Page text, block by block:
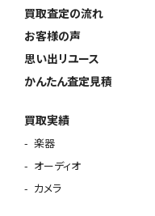
買取査定の流れ
お客様の声
思い出リユース
かんたん査定見積
買取実績
楽器
オーディオ
カメラ